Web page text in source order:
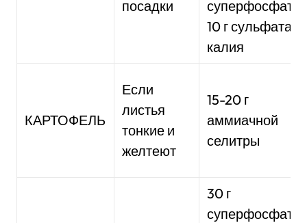
посадки
суперфосфата,
10 г сульфата
калия
КАРТОФЕЛЬ
Если
листья
тонкие и
желтеют
15-20 г
аммиачной
селитры
30 г
суперфосфата,